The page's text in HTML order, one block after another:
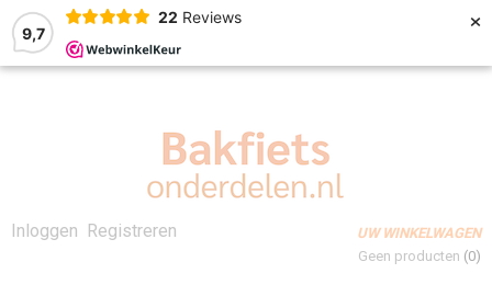
9,7
22 Reviews ×
Inloggen Registreren
UW WINKELWAGEN
Geen producten (0)